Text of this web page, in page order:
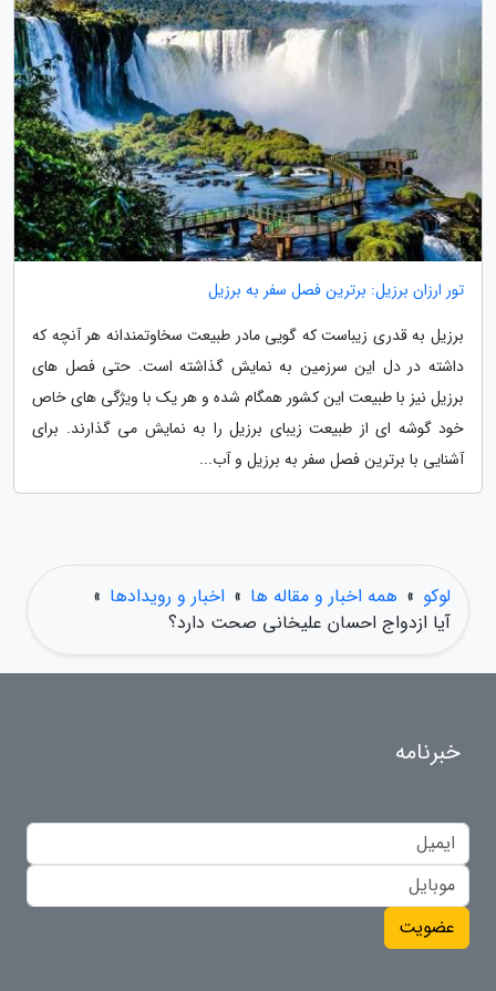
تور ارزان برزیل: برترین فصل سفر به برزیل
برزیل به قدری زیباست که گویی مادر طبیعت سخاوتمندانه هر آنچه که
داشته در دل این سرزمین به نمایش گذاشته است. حتی فصل های
برزیل نیز با طبیعت این کشور همگام شده و هر یک با ویژگی های خاص
خود گوشه ای از طبیعت زیبای برزیل را به نمایش می گذارند. برای
آشنایی با برترین فصل سفر به برزیل و آب...
لوکو » همه اخبار و مقاله ها » اخبار و رویدادها »
آیا ازدواج احسان علیخانی صحت دارد؟
خبرنامه
عضویت